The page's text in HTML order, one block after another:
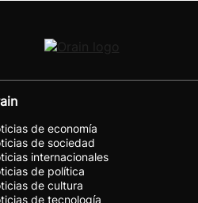
de economía
de sociedad
internacionales
de política
de cultura
de tecnología